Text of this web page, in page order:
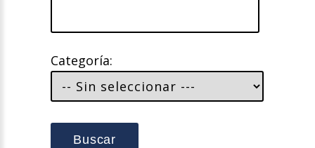
Categoría:
Buscar